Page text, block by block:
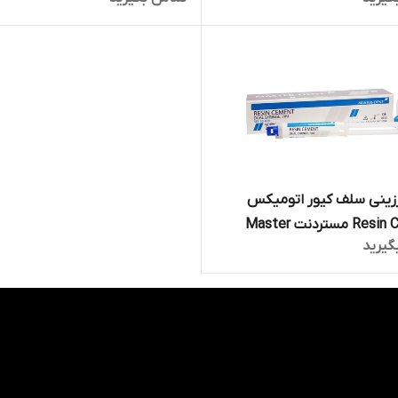
سلف کیور اتومیکس
Resin Cement مستردنت Master